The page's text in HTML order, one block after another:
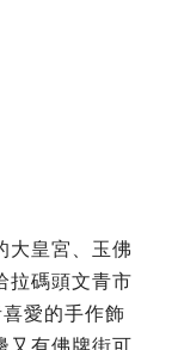
大皇宮、玉佛
拉碼頭文青市
愛的手作飾
又有佛牌街可